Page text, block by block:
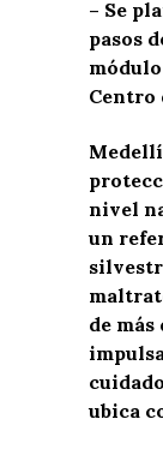
– Se
pasos
Centro
nivel
un
de más
ubica